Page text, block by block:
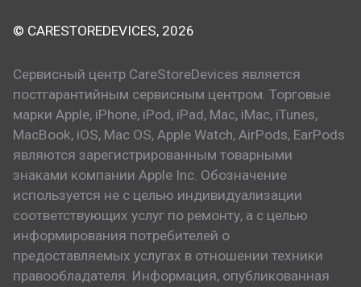
© CARESTOREDEVICES, 2026
Сервисный центр CareStoreDevices является
постгарантийным сервисным центром. Торговые
марки Apple, iPhone, iPod, iPad, Mac, iMac, iTunes,
MacBook, iOS, Mac OS, Apple Watch, AirPods, EarPods
являются зарегистрированным товарными
знаками компании Apple Inc. Обозначение
используется не с целью индивидуализации
соответствующих услуг по ремонту, а с целью
информирования потребителей о
предоставляемых услугах в отношении техники
правообладателя. Информация, опубликованная